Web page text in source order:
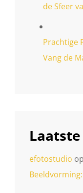
de Sfeer
Prachtige
Vang de
efotostudio op